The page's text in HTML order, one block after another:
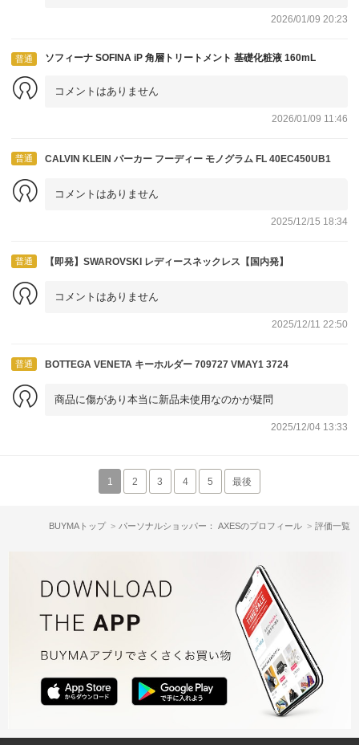
2026/01/09 20:23
普通 ソフィーナ SOFINA iP 角層トリートメント 基礎化粧液 160mL
コメントはありません
2026/01/09 11:46
普通 CALVIN KLEIN パーカー フーディー モノグラム FL 40EC450UB1
コメントはありません
2025/12/15 18:34
普通 【即発】SWAROVSKI レディースネックレス【国内発】
コメントはありません
2025/12/11 22:50
普通 BOTTEGA VENETA キーホルダー 709727 VMAY1 3724
商品に傷があり本当に新品未使用なのかが疑問
2025/12/04 13:33
1 2 3 4 5 最後
BUYMAトップ パーソナルショッパー： AXESのプロフィール 評価一覧